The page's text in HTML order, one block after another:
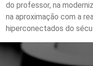
do professor, na
na aproximação com a
hiperconectados do